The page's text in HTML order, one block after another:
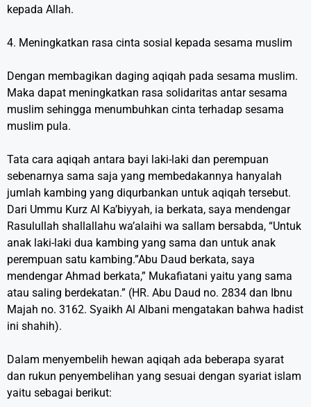
kepada Allah.
4. Meningkatkan rasa cinta sosial kepada sesama muslim
Dengan membagikan daging aqiqah pada sesama muslim.
Maka dapat meningkatkan rasa solidaritas antar sesama
muslim sehingga menumbuhkan cinta terhadap sesama
muslim pula.
Tata cara aqiqah antara bayi laki-laki dan perempuan
sebenarnya sama saja yang membedakannya hanyalah
jumlah kambing yang diqurbankan untuk aqiqah tersebut.
Dari Ummu Kurz Al Ka’biyyah, ia berkata, saya mendengar
Rasulullah shallallahu wa’alaihi wa sallam bersabda, “Untuk
anak laki-laki dua kambing yang sama dan untuk anak
perempuan satu kambing.”Abu Daud berkata, saya
mendengar Ahmad berkata,” Mukafiatani yaitu yang sama
atau saling berdekatan.” (HR. Abu Daud no. 2834 dan Ibnu
Majah no. 3162. Syaikh Al Albani mengatakan bahwa hadist
ini shahih).
Dalam menyembelih hewan aqiqah ada beberapa syarat
dan rukun penyembelihan yang sesuai dengan syariat islam
yaitu sebagai berikut: